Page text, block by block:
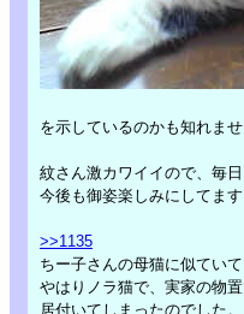
を示しているのかも知れませ
紋さん激カワイイので、毎
今後も御姿楽しみにしてます
>>1135
ちー子さんの母猫に似てい
やはりノラ猫で、実家の物
居付いてしまったのでした